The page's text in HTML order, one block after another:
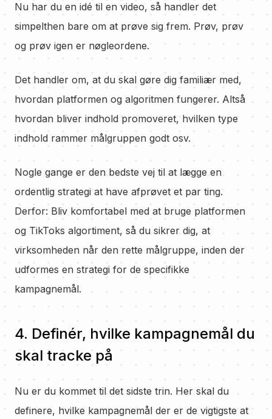
Nu har du en idé til en video, så handler det
simpelthen bare om at prøve sig frem. Prøv, prøv
og prøv igen er nøgleordene.
Det handler om, at du skal gøre dig familiær med,
hvordan platformen og algoritmen fungerer. Altså
hvordan bliver indhold promoveret, hvilken type
indhold rammer målgruppen godt osv.
Nogle gange er den bedste vej til at lægge en
ordentlig strategi at have afprøvet et par ting.
Derfor: Bliv komfortabel med at bruge platformen
og TikToks algortiment, så du sikrer dig, at
virksomheden når den rette målgruppe, inden der
udformes en strategi for de specifikke
kampagnemål.
4. Definér, hvilke kampagnemål du
skal tracke på
Nu er du kommet til det sidste trin. Her skal du
definere, hvilke kampagnemål der er de vigtigste at